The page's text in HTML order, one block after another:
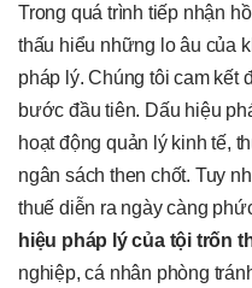
Trong quá trình tiếp nhận
thấu hiểu những lo âu của
pháp lý. Chúng tôi cam kết
bước đầu tiên. Dấu hiệu
hoạt động quản lý kinh tế,
ngân sách then chốt. Tuy
thuế diễn ra ngày càng
hiệu pháp lý của tội trốn
nghiệp, cá nhân phòng